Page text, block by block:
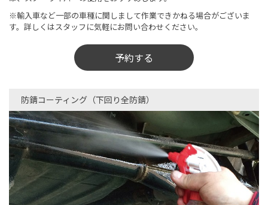
※輸入車など一部の車種に関しまして作業できかねる場合がございま
す。詳しくはスタッフに気軽にお問い合わせください。
予約する
防錆コーティング（下回り全防錆）​